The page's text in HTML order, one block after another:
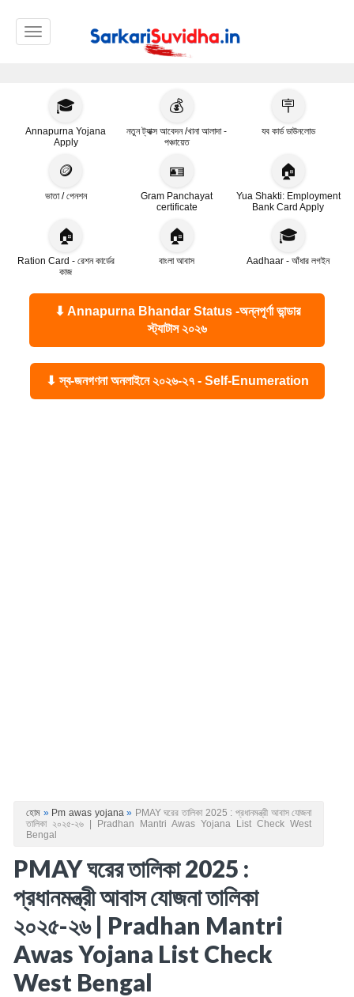
Toggle navigation
🎓
Annapurna Yojana
Apply
💰
নতুন ট্যাক্স আবেদন /খানা আলাদা -
পঞ্চায়েত
🪧
যব কার্ড ডাউনলোড
🪙
ভাতা / পেনশন
🪪
Gram Panchayat
certificate
🏠
Yua Shakti: Employment
Bank Card Apply
🏠
Ration Card - রেশন কার্ডের
কাজ
🏠
বাংলা আবাস
🎓
Aadhaar - আঁধার লগইন
⬇ Annapurna Bhandar Status -অন্নপূর্ণা ভান্ডার
স্ট্যাটাস ২০২৬
⬇ স্ব-জনগণনা অনলাইনে ২০২৬-২৭ - Self-Enumeration
হোম » Pm awas yojana» PMAY ঘরের তালিকা 2025 : প্রধানমন্ত্রী আবাস যোজনা
তালিকা ২০২৫-২৬ | Pradhan Mantri Awas Yojana List Check West
Bengal
PMAY ঘরের তালিকা 2025 :
প্রধানমন্ত্রী আবাস যোজনা তালিকা
২০২৫-২৬ | Pradhan Mantri
Awas Yojana List Check
West Bengal